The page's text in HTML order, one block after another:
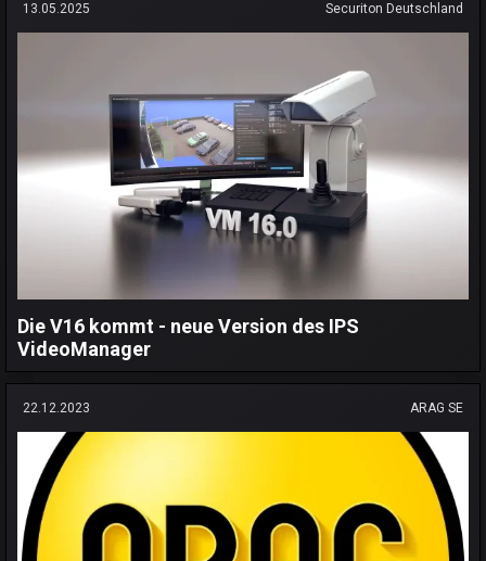
13.05.2025 Securiton Deutschland
Die V16 kommt - neue Version des IPS
VideoManager
22.12.2023 ARAG SE